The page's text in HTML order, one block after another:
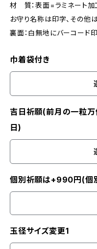
材 質：表面=ラミネート加
お守り名称は印字、その他
裏面：白無地にバーコード
巾着袋付き
吉日祈願(前月の一粒
日)
個別祈願は+990円(個
玉径サイズ変更1